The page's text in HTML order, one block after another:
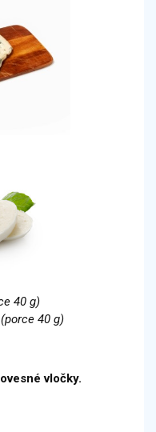
(porce 40 g)
40 g)
vločky.